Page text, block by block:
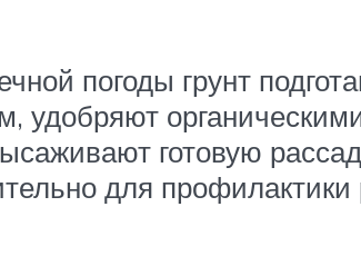
погоды грунт
удобряют
готовую
для